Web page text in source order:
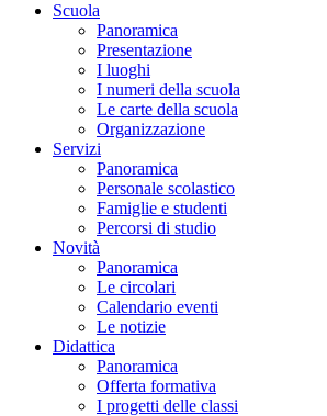
Scuola
Panoramica
Presentazione
I luoghi
I numeri della scuola
Le carte della scuola
Organizzazione
Servizi
Panoramica
Personale scolastico
Famiglie e studenti
Percorsi di studio
Novità
Panoramica
Le circolari
Calendario eventi
Le notizie
Didattica
Panoramica
Offerta formativa
I progetti delle classi